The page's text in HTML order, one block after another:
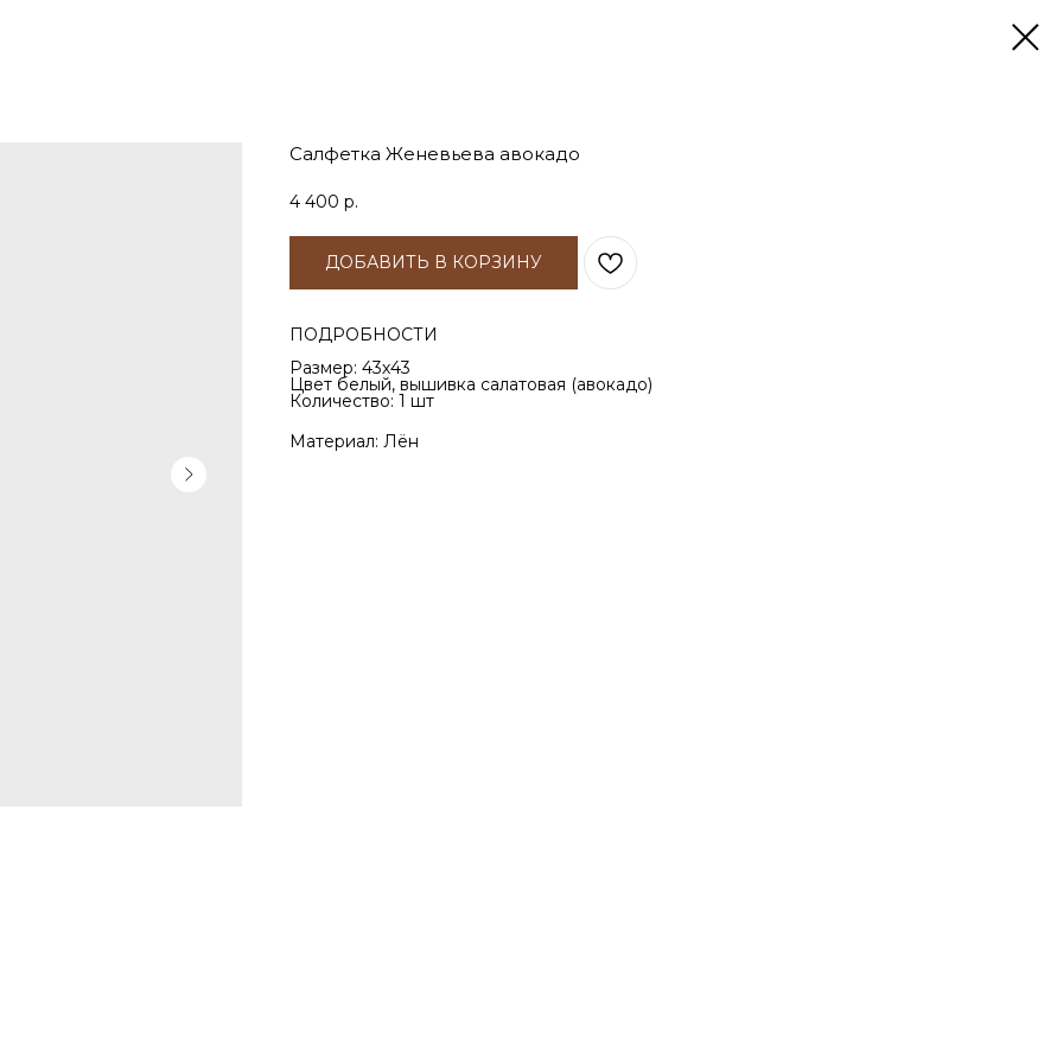
Салфетка Женевьева авокадо
4 400 р.
ДОБАВИТЬ В КОРЗИНУ
ПОДРОБНОСТИ
Размер: 43х43
Цвет белый, вышивка салатовая (авокадо)
Количество: 1 шт
Материал: Лён